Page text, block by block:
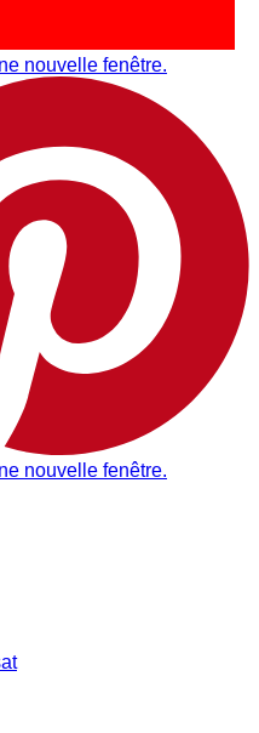
nouvelle fenêtre.
nouvelle fenêtre.